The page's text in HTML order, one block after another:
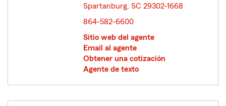
Spartanburg, SC 29302-1668
864-582-6600
Sitio web del agente
Email al agente
Obtener una cotización
Agente de texto